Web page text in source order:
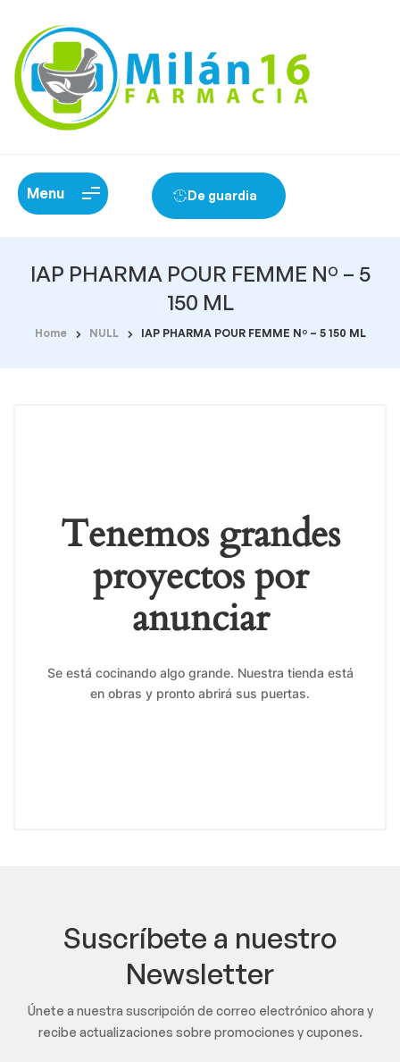
Menu De guardia
IAP PHARMA POUR FEMME Nº – 5
150 ML
Home NULL IAP PHARMA POUR FEMME Nº – 5 150 ML
Tenemos grandes
proyectos por
anunciar
Se está cocinando algo grande. Nuestra tienda está
en obras y pronto abrirá sus puertas.
Suscríbete a nuestro
Newsletter
Únete a nuestra suscripción de correo electrónico ahora y
recibe actualizaciones sobre promociones y cupones.